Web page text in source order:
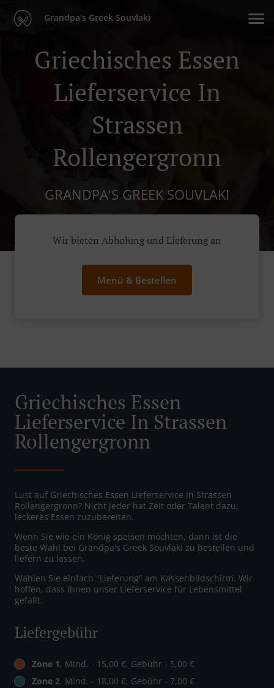
Grandpa's Greek Souvlaki
Griechisches Essen
Lieferservice In
Strassen
Rollengergronn
GRANDPA'S GREEK SOUVLAKI
Wir bieten Abholung und Lieferung an
Menü & Bestellen
Griechisches Essen
Lieferservice In Strassen
Rollengergronn
Lust auf Griechisches Essen Lieferservice in Strassen
Rollengergronn? Nicht jeder hat Zeit oder Talent dazu,
leckeres Essen zuzubereiten.
Wenn Sie wie ein König speisen möchten, dann ist die
beste Wahl bei Grandpa's Greek Souvlaki zu bestellen und
liefern zu lassen.
Wählen Sie einfach "Lieferung" am Kassenbildschirm. Wir
hoffen, dass Ihnen unser Lieferservice für Lebensmittel
gefällt.
Liefergebühr
Zone 1, Mind. - 15,00 €, Gebühr - 5,00 €
Zone 2, Mind. - 18,00 €, Gebühr - 7,00 €